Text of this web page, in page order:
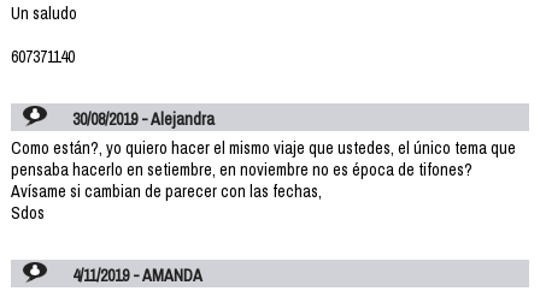
Un saludo
607371140
30/08/2019 - Alejandra
Como están?, yo quiero hacer el mismo viaje que ustedes, el único tema que
pensaba hacerlo en setiembre, en noviembre no es época de tifones?
Avísame si cambian de parecer con las fechas,
Sdos
4/11/2019 - AMANDA